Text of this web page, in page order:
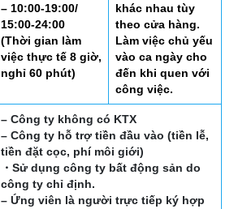
– 10:00-19:00/
15:00-24:00
(Thời gian làm
việc thực tế 8 giờ,
nghỉ 60 phút)
khác nhau tùy
theo cửa hàng.
Làm việc chủ yếu
vào ca ngày cho
đến khi quen với
công việc.
– Công ty không có KTX
– Công ty hỗ trợ tiền đầu vào (tiền lễ,
tiền đặt cọc, phí môi giới)
・Sử dụng công ty bất động sản do
công ty chỉ định.
– Ứng viên là người trực tiếp ký hợp